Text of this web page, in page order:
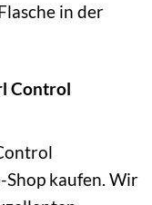
in der
Control
kaufen. Wir